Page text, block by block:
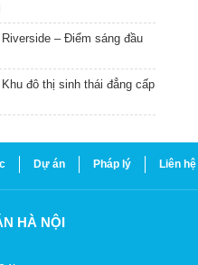
– Điểm sáng đầu
đô thị sinh thái đẳng cấp
Dự án Pháp lý Liên hệ
HÀ NỘI